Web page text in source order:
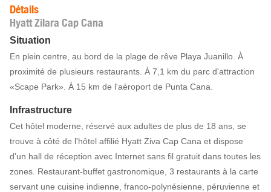
Détails
Hyatt Zilara Cap Cana
Situation
En plein centre, au bord de la plage de rêve Playa Juanillo. À
proximité de plusieurs restaurants. À 7,1 km du parc d'attraction
«Scape Park». À 15 km de l'aéroport de Punta Cana.
Infrastructure
Cet hôtel moderne, réservé aux adultes de plus de 18 ans, se
trouve à côté de l'hôtel affilié Hyatt Ziva Cap Cana et dispose
d'un hall de réception avec Internet sans fil gratuit dans toutes les
zones. Restaurant-buffet gastronomique, 3 restaurants à la carte
servant une cuisine indienne, franco-polynésienne, péruvienne et